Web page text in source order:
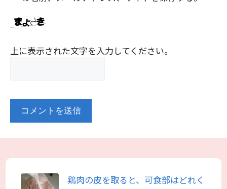
上に表示された文字を入力してください。
鶏肉の皮を取ると、可食部はどれく